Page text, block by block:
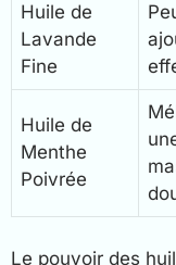
Huile de
Lavande
Fine
Huile de
Menthe
Poivrée
Le pouvoir des